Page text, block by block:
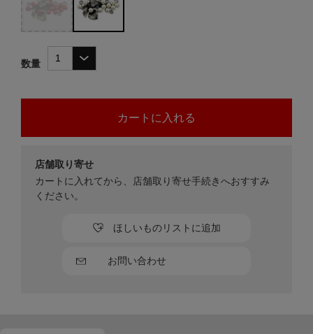
数量
お問い合わせ
ほしいものリストに追加
店舗取り寄せ
カートに入れてから、店舗取り寄せ手続きへおすすみ
ください。